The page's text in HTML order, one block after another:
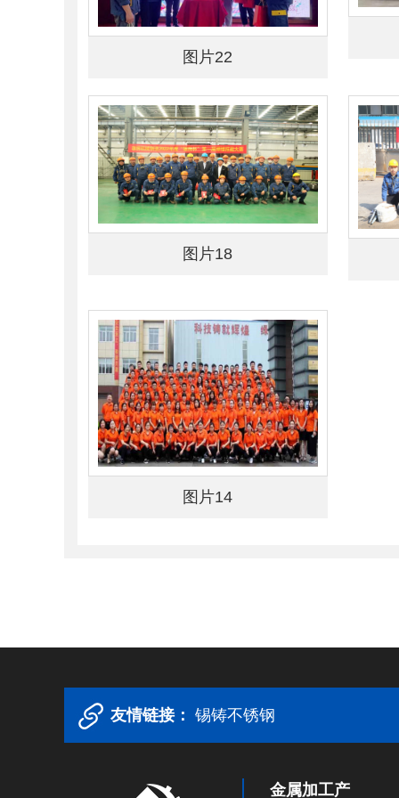
图片22
图片18
图片14
友情链接： 锡铸不锈钢
金属加工产